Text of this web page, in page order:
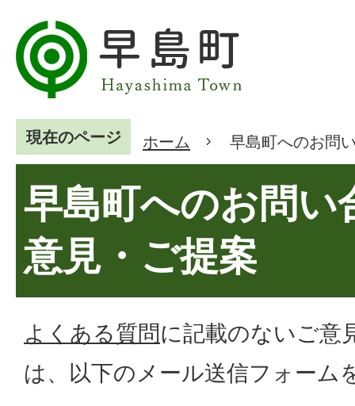
現在のページ ホーム 早島町へのお問
早島町へのお問い
意見・ご提案
よくある質問に記載のないご意
は、以下のメール送信フォーム